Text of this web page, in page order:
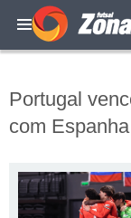
Portugal
com